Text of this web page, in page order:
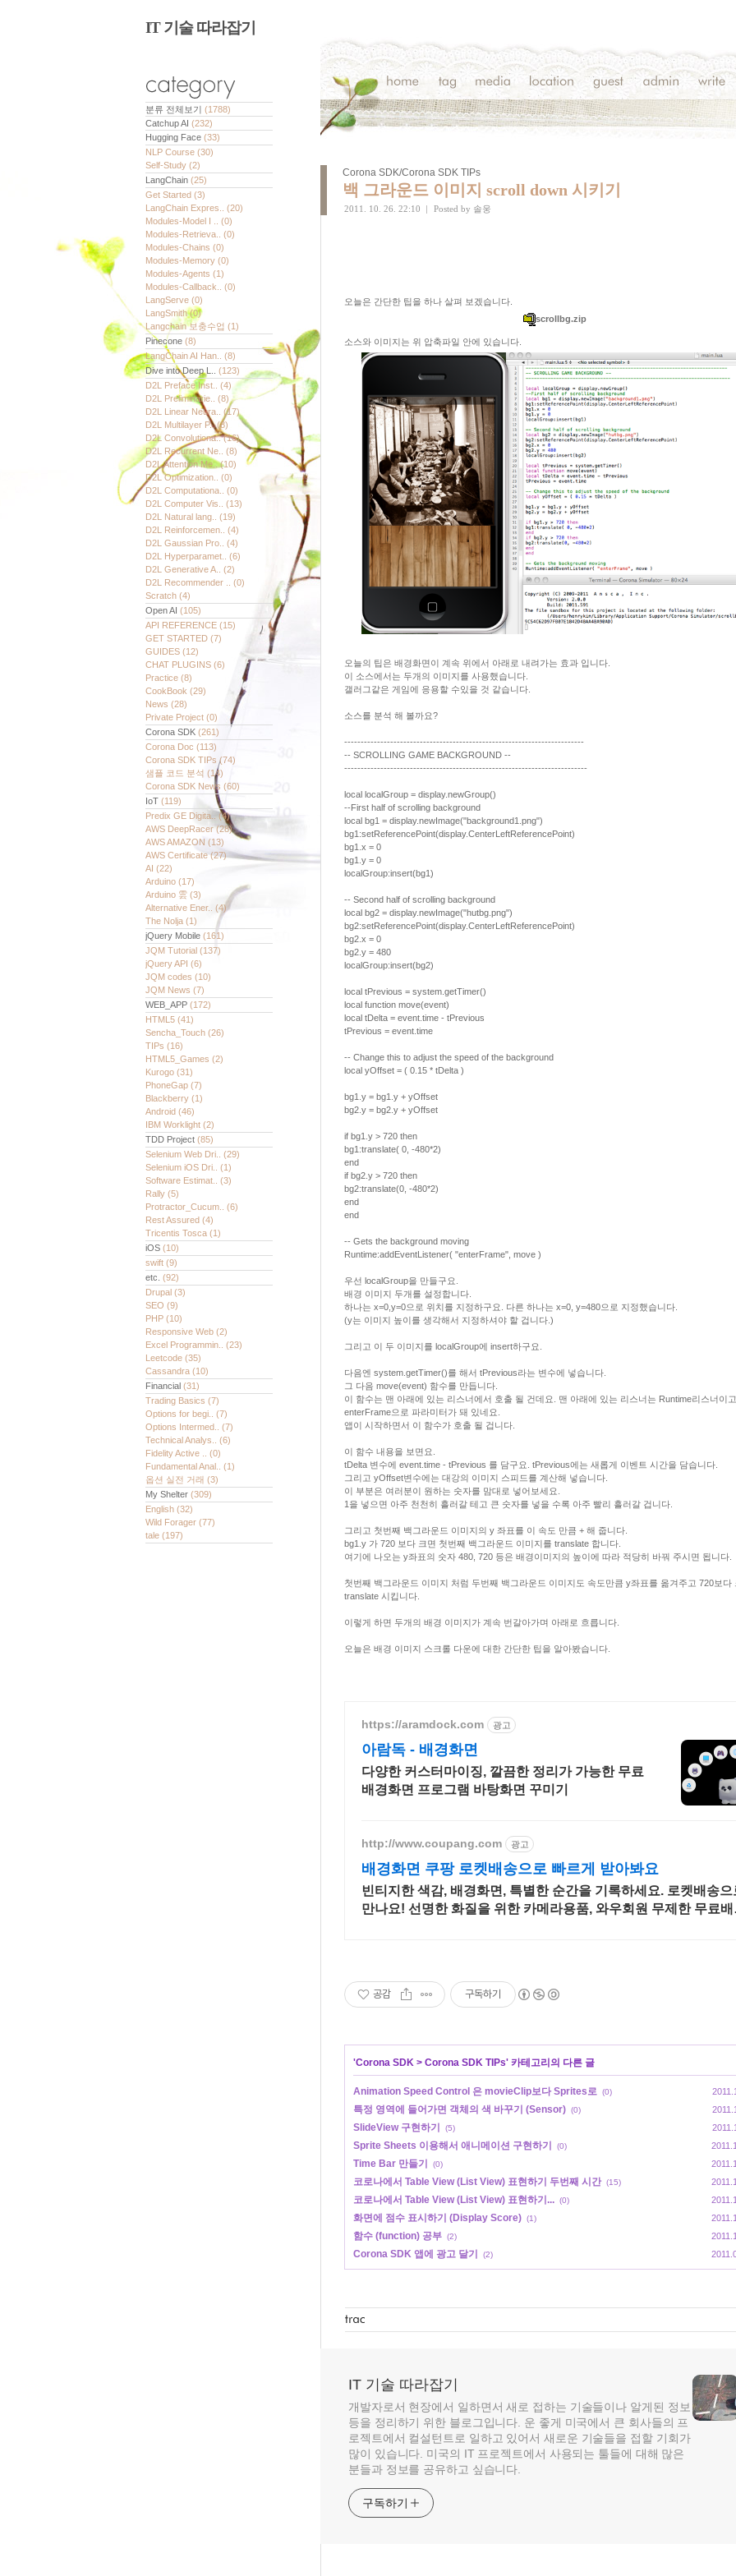
IT 기술 따라잡기
분류 전체보기 (1788)
Catchup AI (232)
Hugging Face (33)
NLP Course (30)
Self-Study (2)
LangChain (25)
Get Started (3)
LangChain Expres.. (20)
Modules-Model I .. (0)
Modules-Retrieva.. (0)
Modules-Chains (0)
Modules-Memory (0)
Modules-Agents (1)
Modules-Callback.. (0)
LangServe (0)
LangSmith(0)
Langchain 보충수업 (1)
Pinecone (8)
LangChain AI Han.. (8)
Dive into Deep L.. (123)
D2L Preface Inst.. (4)
D2L Preliminarie.. (8)
D2L Linear Neura.. (17)
D2L Multilayer P..(8)
D2L Convolutiona..(16)
D2L Recurrent Ne.. (8)
D2L Attention Me..(10)
D2L Optimization.. (0)
D2L Computationa.. (0)
D2L Computer Vis.. (13)
D2L Natural lang.. (19)
D2L Reinforcemen.. (4)
D2L Gaussian Pro.. (4)
D2L Hyperparamet.. (6)
D2L Generative A.. (2)
D2L Recommender .. (0)
Scratch (4)
Open AI (105)
API REFERENCE (15)
GET STARTED (7)
GUIDES (12)
CHAT PLUGINS (6)
Practice (8)
CookBook (29)
News (28)
Private Project (0)
Corona SDK (261)
Corona Doc (113)
Corona SDK TIPs (74)
샘플 코드 분석 (14)
Corona SDK News (60)
IoT (119)
Predix GE Digita.. (4)
AWS DeepRacer(28)
AWS AMAZON (13)
AWS Certificate(27)
AI (22)
Arduino (17)
Arduino 雲 (3)
Alternative Ener.. (4)
The Nolja (1)
jQuery Mobile (161)
JQM Tutorial (137)
jQuery API (6)
JQM codes (10)
JQM News (7)
WEB_APP (172)
HTML5 (41)
Sencha_Touch (26)
TIPs (16)
HTML5_Games (2)
Kurogo (31)
PhoneGap (7)
Blackberry (1)
Android (46)
IBM Worklight (2)
TDD Project (85)
Selenium Web Dri.. (29)
Selenium iOS Dri.. (1)
Software Estimat.. (3)
Rally (5)
Protractor_Cucum.. (6)
Rest Assured (4)
Tricentis Tosca (1)
iOS (10)
swift (9)
etc. (92)
Drupal (3)
SEO (9)
PHP (10)
Responsive Web (2)
Excel Programmin.. (23)
Leetcode (35)
Cassandra (10)
Financial (31)
Trading Basics (7)
Options for begi.. (7)
Options Intermed.. (7)
Technical Analys.. (6)
Fidelity Active .. (0)
Fundamental Anal.. (1)
옵션 실전 거래 (3)
My Shelter (309)
English (32)
Wild Forager (77)
tale (197)
Corona SDK/Corona SDK TIPs
백 그라운드 이미지 scroll down 시키기
2011. 10. 26. 22:10 | Posted by 솔웅
오늘은 간단한 팁을 하나 살펴 보겠습니다.
scrollbg.zip
소스와 이미지는 위 압축파일 안에 있습니다.
오늘의 팁은 배경화면이 계속 위에서 아래로 내려가는 효과 입니다.
이 소스에서는 두개의 이미지를 사용했습니다.
갤러그같은 게임에 응용할 수있을 것 같습니다.
소스를 분석 해 볼까요?
-------------------------------------------------------------------------
-- SCROLLING GAME BACKGROUND --
--------------------------------------------------------------------------
local localGroup = display.newGroup()
--First half of scrolling background
local bg1 = display.newImage("background1.png")
bg1:setReferencePoint(display.CenterLeftReferencePoint)
bg1.x = 0
bg1.y = 0
localGroup:insert(bg1)
-- Second half of scrolling background
local bg2 = display.newImage("hutbg.png")
bg2:setReferencePoint(display.CenterLeftReferencePoint)
bg2.x = 0
bg2.y = 480
localGroup:insert(bg2)
local tPrevious = system.getTimer()
local function move(event)
local tDelta = event.time - tPrevious
tPrevious = event.time
-- Change this to adjust the speed of the background
local yOffset = ( 0.15 * tDelta )
bg1.y = bg1.y + yOffset
bg2.y = bg2.y + yOffset
if bg1.y > 720 then
bg1:translate( 0, -480*2)
end
if bg2.y > 720 then
bg2:translate(0, -480*2)
end
end
-- Gets the background moving
Runtime:addEventListener( "enterFrame", move )
우선 localGroup을 만들구요.
배경 이미지 두개를 설정합니다.
하나는 x=0,y=0으로 위치를 지정하구요. 다른 하나는 x=0, y=480으로 지정했습니다.
(y는 이미지 높이를 생각해서 지정하셔야 할 겁니다.)
그리고 이 두 이미지를 localGroup에 insert하구요.
다음엔 system.getTimer()를 해서 tPrevious라는 변수에 넣습니다.
그 다음 move(event) 함수를 만듭니다.
이 함수는 맨 아래에 있는 리스너에서 호출 될 건데요. 맨 아래에 있는 리스너는 Runtime리스너이고
enterFrame으로 파라미터가 돼 있네요.
앱이 시작하면서 이 함수가 호출 될 겁니다.
이 함수 내용을 보면요.
tDelta 변수에 event.time - tPrevious 를 담구요. tPrevious에는 새롭게 이벤트 시간을 담습니다.
그리고 yOffset변수에는 대강의 이미지 스피드를 계산해 넣습니다.
이 부분은 여러분이 원하는 숫자를 맘대로 넣어보세요.
1을 넣으면 아주 천천히 흘러갈 테고 큰 숫자를 넣을 수록 아주 빨리 흘러갈 겁니다.
그리고 첫번째 백그라운드 이미지의 y 좌표를 이 속도 만큼 + 해 줍니다.
bg1.y 가 720 보다 크면 첫번째 백그라운드 이미지를 translate 합니다.
여기에 나오는 y좌표의 숫자 480, 720 등은 배경이미지의 높이에 따라 적당히 바꿔 주시면 됩니다.
첫번째 백그라운드 이미지 처럼 두번째 백그라운드 이미지도 속도만큼 y좌표를 옮겨주고 720보다
translate 시킵니다.
이렇게 하면 두개의 배경 이미지가 계속 번갈아가며 아래로 흐릅니다.
오늘은 배경 이미지 스크롤 다운에 대한 간단한 팁을 알아봤습니다.
https://aramdock.com 광고
아람독 - 배경화면
다양한 커스터마이징, 깔끔한 정리가 가능한 무료
배경화면 프로그램 바탕화면 꾸미기
http://www.coupang.com 광고
배경화면 쿠팡 로켓배송으로 빠르게 받아봐요
빈티지한 색감, 배경화면, 특별한 순간을 기록하세요. 로켓배송으
만나요! 선명한 화질을 위한 카메라용품, 와우회원 무제한 무료배
공감 구독하기
'Corona SDK > Corona SDK TIPs' 카테고리의 다른 글
Animation Speed Control 은 movieClip보다 Sprites로 (0)
특정 영역에 들어가면 객체의 색 바꾸기 (Sensor) (0)
SlideView 구현하기 (5)
Sprite Sheets 이용해서 애니메이션 구현하기 (0)
Time Bar 만들기 (0)
코로나에서 Table View (List View) 표현하기 두번째 시간 (15)
코로나에서 Table View (List View) 표현하기... (0)
화면에 점수 표시하기 (Display Score) (1)
함수 (function) 공부 (2)
Corona SDK 앱에 광고 달기 (2)
IT 기술 따라잡기
개발자로서 현장에서 일하면서 새로 접하는 기술들이나 알게된 정보
등을 정리하기 위한 블로그입니다. 운 좋게 미국에서 큰 회사들의 프
로젝트에서 컬설턴트로 일하고 있어서 새로운 기술들을 접할 기회가
많이 있습니다. 미국의 IT 프로젝트에서 사용되는 툴들에 대해 많은
분들과 정보를 공유하고 싶습니다.
구독하기